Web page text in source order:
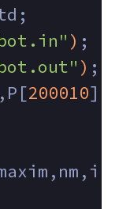
) ;
) ;
200010